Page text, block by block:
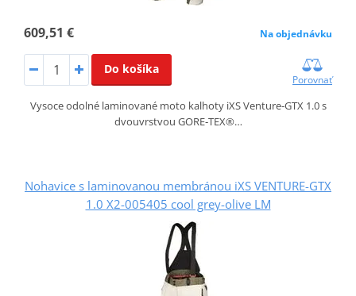
609,51 € Na objednávku
Do košíka
Porovnať
Vysoce odolné laminované moto kalhoty iXS Venture‑GTX 1.0 s
dvouvrstvou GORE‑TEX®…
Nohavice s laminovanou membránou iXS VENTURE-GTX
1.0 X2-005405 cool grey-olive LM